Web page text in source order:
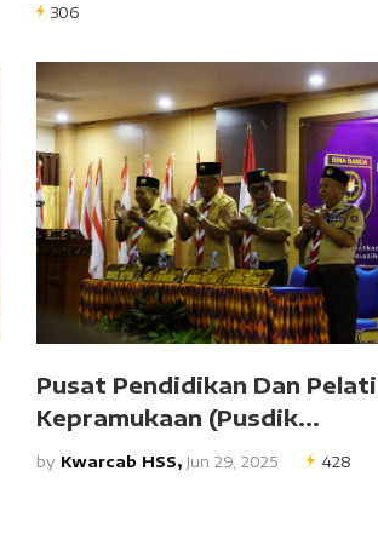
306
Pusat Pendidikan Dan
Kepramukaan (Pusdik...
by Kwarcab HSS, Jun 29, 2025 428